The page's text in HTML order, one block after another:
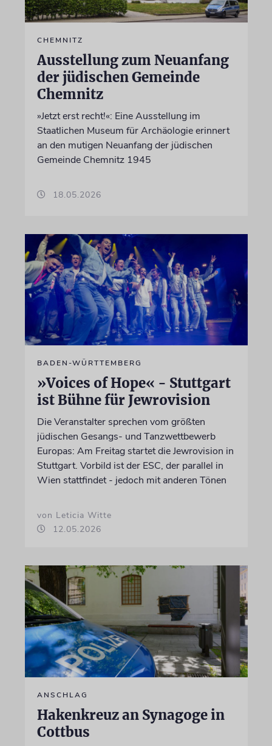
CHEMNITZ
Ausstellung zum Neuanfang
der jüdischen Gemeinde
Chemnitz
»Jetzt erst recht!«: Eine Ausstellung im
Staatlichen Museum für Archäologie erinnert
an den mutigen Neuanfang der jüdischen
Gemeinde Chemnitz 1945
18.05.2026
BADEN-WÜRTTEMBERG
»Voices of Hope« - Stuttgart
ist Bühne für Jewrovision
Die Veranstalter sprechen vom größten
jüdischen Gesangs- und Tanzwettbewerb
Europas: Am Freitag startet die Jewrovision in
Stuttgart. Vorbild ist der ESC, der parallel in
Wien stattfindet - jedoch mit anderen Tönen
von Leticia Witte
12.05.2026
ANSCHLAG
Hakenkreuz an Synagoge in
Cottbus